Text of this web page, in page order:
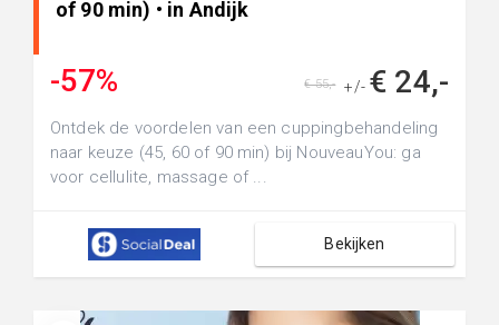
of 90 min) • in Andijk
-57% +/- € 24,-
€ 55,-
Ontdek de voordelen van een cuppingbehandeling
naar keuze (45, 60 of 90 min) bij NouveauYou: ga
voor cellulite, massage of ...
Bekijken